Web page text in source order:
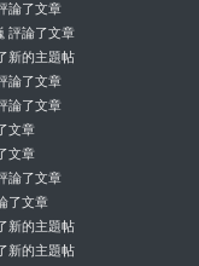
論了文章
評論了文章
新的主題帖
論了文章
論了文章
文章
文章
論了文章
了文章
新的主題帖
新的主題帖